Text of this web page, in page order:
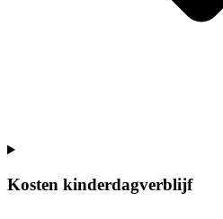
Kosten kinderdagverblijf